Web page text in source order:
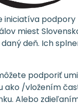
iniciatíva
miest
deň. Ich
podporiť
ako /vložením
Alebo